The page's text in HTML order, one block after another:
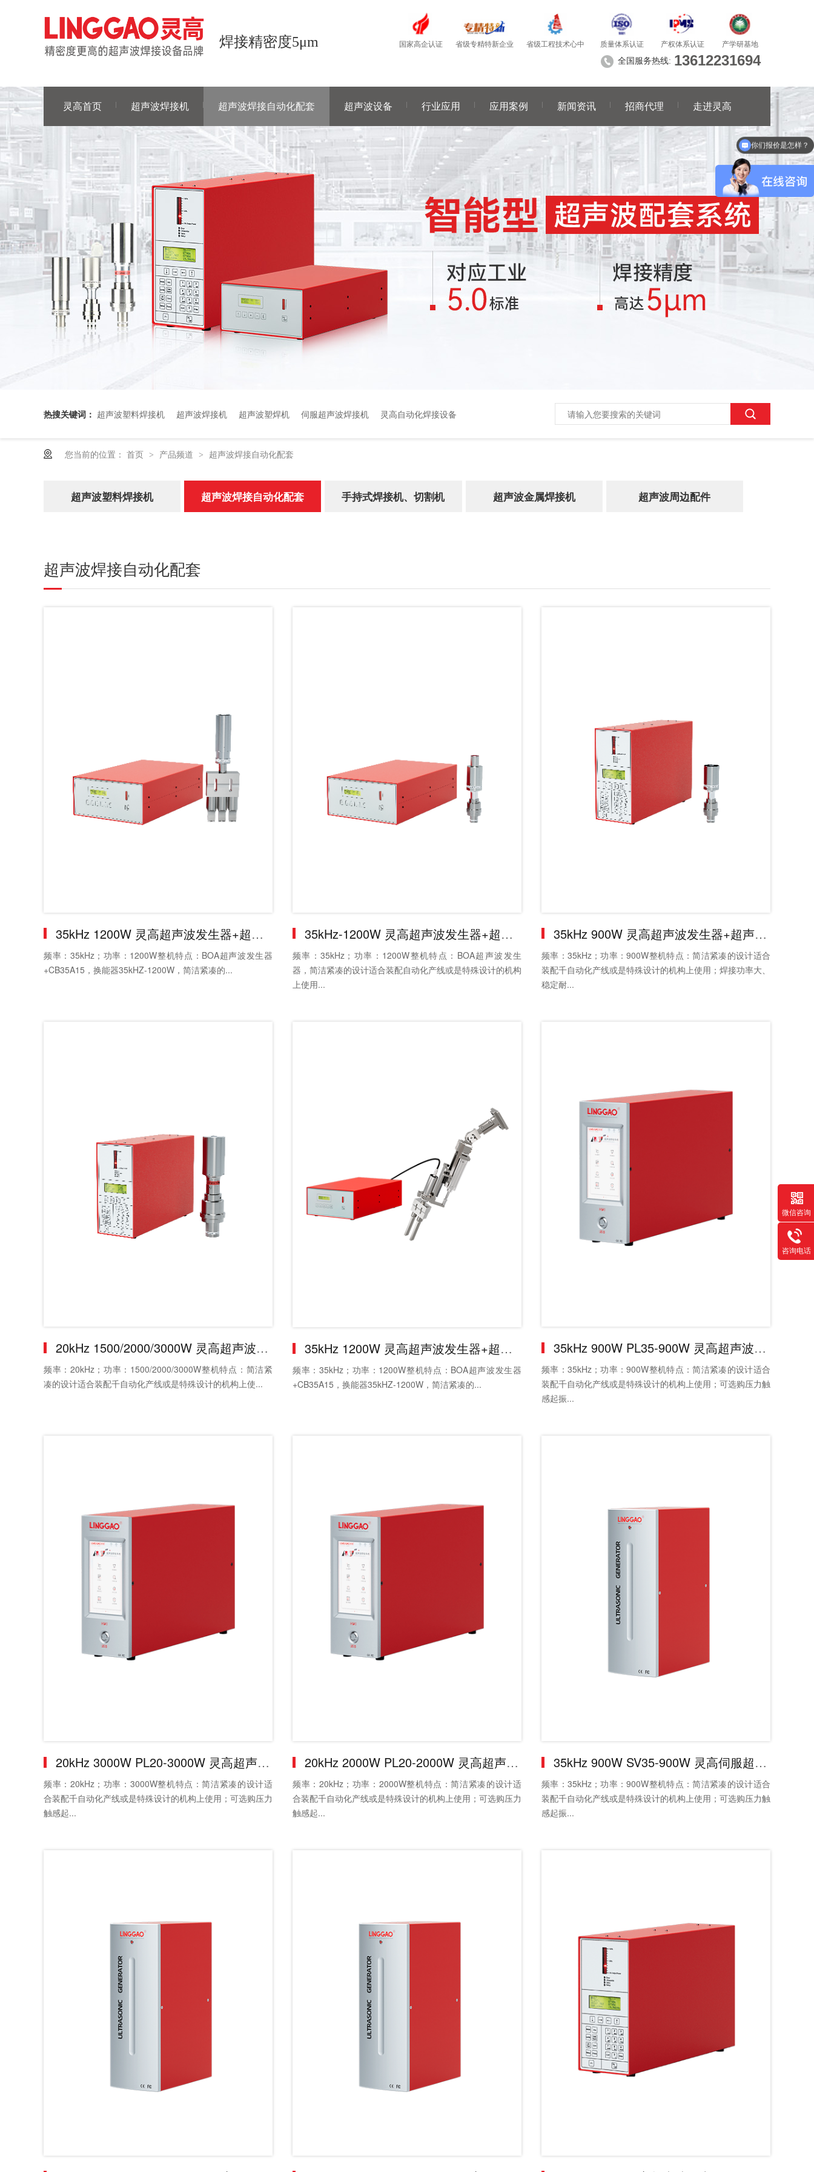
焊接精密度5μm 国家高企认证 省级专精特新企业 省级工程技术心中 质量体系认证 产权体系认证 产学研基地
全国服务热线: 13612231694
灵高首页 超声波焊接机 超声波焊接自动化配套 超声波设备 行业应用 应用案例 新闻资讯 招商代理 走进灵高
热搜关键词： 超声波塑料焊接机 超声波焊接机 超声波塑焊机 伺服超声波焊接机 灵高自动化焊接设备
您当前的位置： 首页 > 产品频道 > 超声波焊接自动化配套
超声波塑料焊接机 超声波焊接自动化配套 手持式焊接机、切割机 超声波金属焊接机 超声波周边配件
超声波焊接自动化配套
35kHz 1200W 灵高超声波发生器+超声波换能器+穿刺焊头
频率：35kHz；功率：1200W整机特点：BOA超声波发生器
+CB35A15，换能器35kHZ-1200W，简洁紧凑的...
35kHz-1200W 灵高超声波发生器+超声波换能器
频率：35kHz；功率：1200W整机特点：BOA超声波发生
器，简洁紧凑的设计适合装配自动化产线或是特殊设计的机构
上使用...
35kHz 900W 灵高超声波发生器+超声波换能器
频率：35kHz；功率：900W整机特点：简洁紧凑的设计适合
装配千自动化产线或是特殊设计的机构上使用；焊接功率大、
稳定耐...
20kHz 1500/2000/3000W 灵高超声波发生器+超声波换能器
频率：20kHz；功率：1500/2000/3000W整机特点：简洁紧
凑的设计适合装配千自动化产线或是特殊设计的机构上使...
35kHz 1200W 灵高超声波发生器+超声波换能器
频率：35kHz；功率：1200W整机特点：BOA超声波发生器
+CB35A15，换能器35kHZ-1200W，简洁紧凑的...
35kHz 900W PL35-900W 灵高超声波发生器
频率：35kHz；功率：900W整机特点：简洁紧凑的设计适合
装配千自动化产线或是特殊设计的机构上使用；可选购压力触
感起振...
20kHz 3000W PL20-3000W 灵高超声波发生器
频率：20kHz；功率：3000W整机特点：简洁紧凑的设计适
合装配千自动化产线或是特殊设计的机构上使用；可选购压力
触感起...
20kHz 2000W PL20-2000W 灵高超声波发生器
频率：20kHz；功率：2000W整机特点：简洁紧凑的设计适
合装配千自动化产线或是特殊设计的机构上使用；可选购压力
触感起...
35kHz 900W SV35-900W 灵高伺服超声波发生器
频率：35kHz；功率：900W整机特点：简洁紧凑的设计适合
装配千自动化产线或是特殊设计的机构上使用；可选购压力触
感起振...
微信咨询
咨询电话
可以做代理 / 经销商吗？